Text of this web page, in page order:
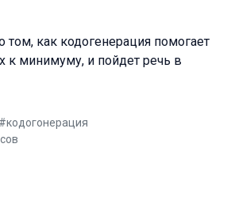
том, как кодогенерация помогает
к минимуму, и пойдет речь в
#кодогонерация